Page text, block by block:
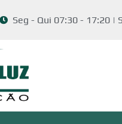
Seg - Qui 07:30 - 17:20 |